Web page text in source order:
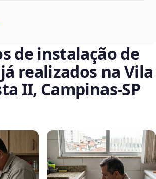
de instalação de
realizados na Vila
II, Campinas‑SP